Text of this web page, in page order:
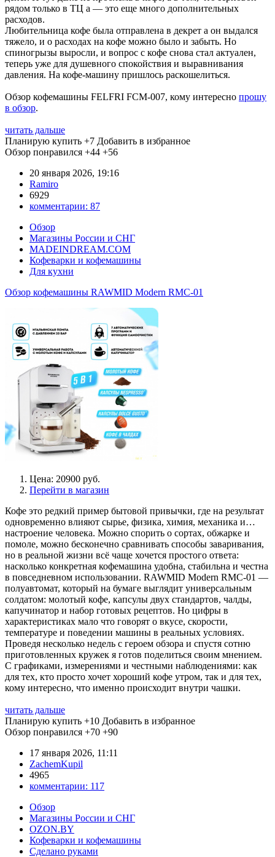
рядом только в ТЦ а — это еще много дополнительных
расходов.
Любительница кофе была отправлена в декрет а он выдался
тяжело, и о расходах на кофе можно было и забыть. Но
спиногрызы выросли, и вопрос с кофе снова стал актуален,
теперь уже для душевного спокойствия и выравнивания
давления. На кофе-машину пришлось раскошелиться.
Обзор кофемашины FELFRI FCM-007, кому интересно прошу
в обзор.
читать дальше
Планирую купить +7 Добавить в избранное
Обзор понравился +44 +56
20 января 2026, 19:16
Ramiro
6929
комментарии: 87
Обзор
Магазины России и СНГ
MADEINDREAM.COM
Кофеварки и кофемашины
Для кухни
Обзор кофемашины RAWMID Modern RMC-01
Цена: 20900 руб.
Перейти в магазин
Кофе это редкий пример бытовой привычки, где на результат
одновременно влияют сырье, физика, химия, механика и…
настроение человека. Можно спорить о сортах, обжарке и
помоле, можно бесконечно сравнивать способы заваривания,
но в реальной жизни всё чаще хочется простого ответа:
насколько конкретная кофемашина удобна, стабильна и честна
в повседневном использовании. RAWMID Modern RMC-01 —
полуавтомат, который на бумаге выглядит универсальным
солдатом: молотый кофе, капсулы двух стандартов, чалды,
капучинатор и набор готовых рецептов. Но цифры в
характеристиках мало что говорят о вкусе, скорости,
температуре и поведении машины в реальных условиях.
Проведя несколько недель с героем обзора и спустя сотню
приготовленных кружек я готов поделиться своим мнением.
С графиками, измерениями и честными наблюдениями: как
для тех, кто просто хочет хороший кофе утром, так и для тех,
кому интересно, что именно происходит внутри чашки.
читать дальше
Планирую купить +10 Добавить в избранное
Обзор понравился +70 +90
17 января 2026, 11:11
ZachemKupil
4965
комментарии: 117
Обзор
Магазины России и СНГ
OZON.BY
Кофеварки и кофемашины
Сделано руками